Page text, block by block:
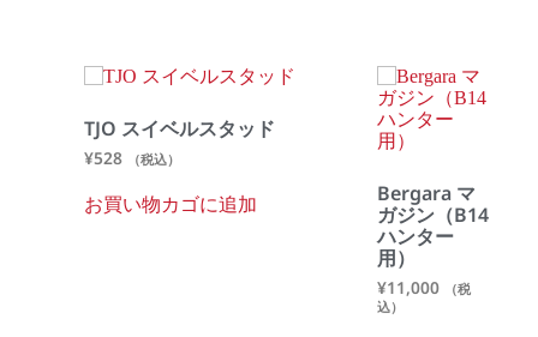
TJO スイベルスタッド
¥528 （税込）
お買い物カゴに追加
Bergara マ
ガジン（B14
ハンター
用）
¥11,000
（税
込）